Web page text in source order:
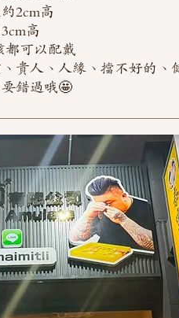
2cm高
高
都可以配戴
貴人、人緣、擋不好的、
錯過哦🤩